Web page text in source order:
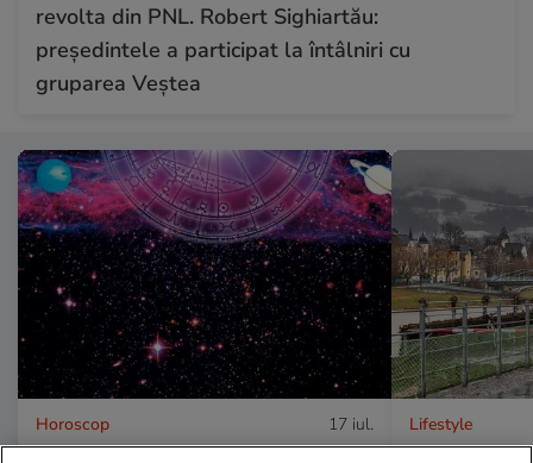
revolta din PNL. Robert Sighiartău:
președintele a participat la întâlniri cu
gruparea Veștea
Horoscop 17 iul. Lifestyle